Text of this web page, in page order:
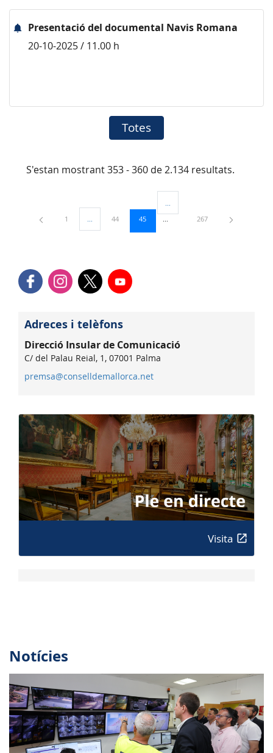
Presentació del documental Navis Romana
20-10-2025 / 11.00 h
Totes
S'estan mostrant 353 - 360 de 2.134 resultats.
Pàgina
1 ...Pàgines intermèdies Utilitzeu TAB per navegar.
Pàgina
44 Pàgina
45
Pàgines intermèdies Utilitzeu
Pàgina
267
Adreces i telèfons
Direcció Insular de Comunicació
C/ del Palau Reial, 1, 07001 Palma
premsa@conselldemallorca.net
Visita
Notícies